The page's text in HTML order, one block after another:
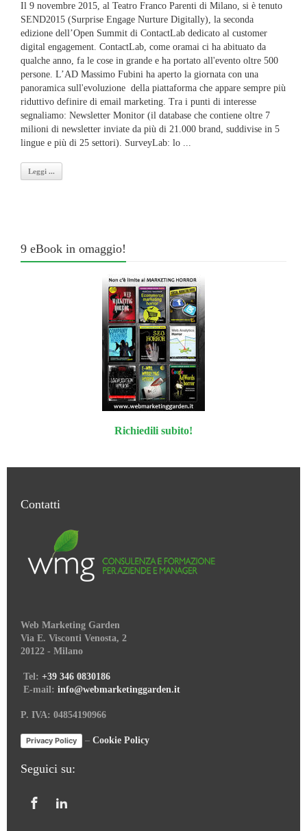
Il 9 novembre 2015, al Teatro Franco Parenti di Milano, si è tenuto
SEND2015 (Surprise Engage Nurture Digitally), la seconda
edizione dell’Open Summit di ContactLab dedicato al customer
digital engagement. ContactLab, come oramai ci ha abituato da
qualche anno, fa le cose in grande e ha portato all'evento oltre 500
persone. L’AD Massimo Fubini ha aperto la giornata con una
panoramica sull'evoluzione della piattaforma che appare sempre più
riduttivo definire di email marketing. Tra i punti di interesse
segnaliamo: Newsletter Monitor (il database che contiene oltre 7
milioni di newsletter inviate da più di 21.000 brand, suddivise in 5
lingue e più di 25 settori). SurveyLab: lo ...
Leggi ...
9 eBook in omaggio!
Richiedili subito!
Contatti
Web Marketing Garden
Via E. Visconti Venosta, 2
20122 - Milano
Tel: +39 346 0830186
E-mail: info@webmarketinggarden.it
P. IVA: 04854190966
Privacy Policy – Cookie Policy
Seguici su: